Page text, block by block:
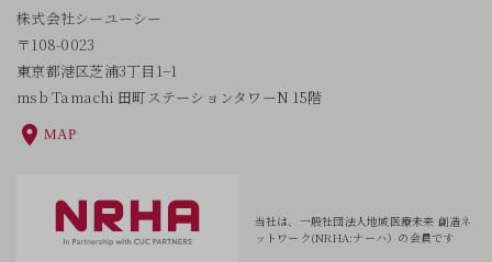
株式会社シーユーシー
〒108-0023
東京都港区芝浦3丁目1−1
msb Tamachi 田町ステーションタワーN 15階
MAP
当社は、一般社団法人地域医療未来 創造ネ
ットワーク(NRHA:ナーハ）の会員です